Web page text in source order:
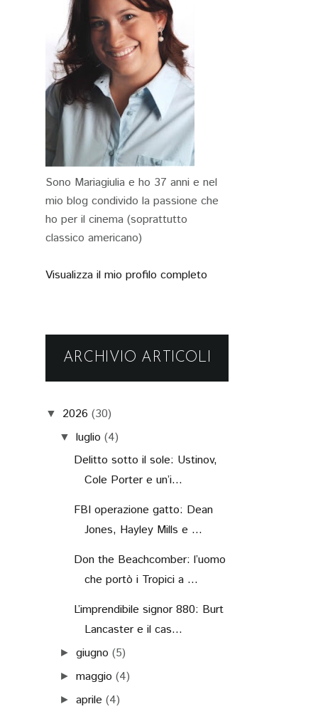
Sono Mariagiulia e ho 37 anni e nel
mio blog condivido la passione che
ho per il cinema (soprattutto
classico americano)
Visualizza il mio profilo completo
ARCHIVIO ARTICOLI
▼ 2026 (30)
▼ luglio (4)
Delitto sotto il sole: Ustinov,
Cole Porter e un’i...
FBI operazione gatto: Dean
Jones, Hayley Mills e ...
Don the Beachcomber: l’uomo
che portò i Tropici a ...
L’imprendibile signor 880: Burt
Lancaster e il cas...
►giugno (5)
►maggio (4)
►aprile (4)